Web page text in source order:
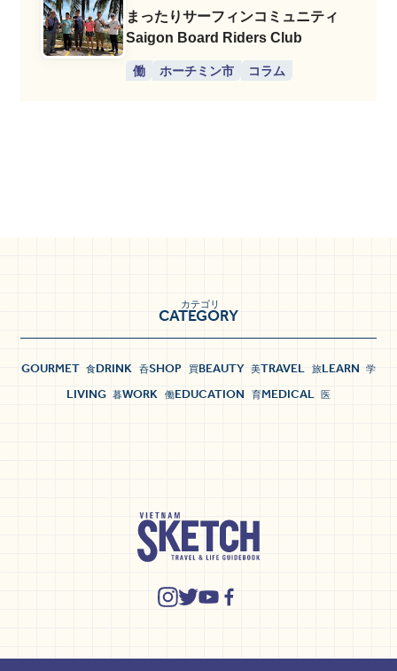
まったりサーフィンコミュニティ
Saigon Board Riders Club
働 ホーチミン市 コラム
CATEGORY
カテゴリ
GOURMET 食DRINK 呑SHOP 買BEAUTY 美TRAVEL 旅LEARN 学
LIVING 暮WORK 働EDUCATION 育MEDICAL 医